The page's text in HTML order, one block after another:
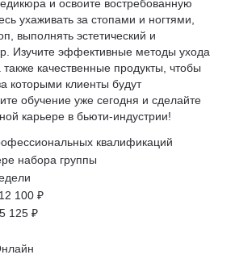
и освоите востребованную
ухаживать за стопами и ногтями,
выполнять эстетический и
Изучите эффективные методы ухода
качественные продукты, чтобы
которыми клиенты будут
обучение уже сегодня и сделайте
карьере в бьюти-индустрии!
квалификаций
набора группы
12 100 ₽
125 ₽